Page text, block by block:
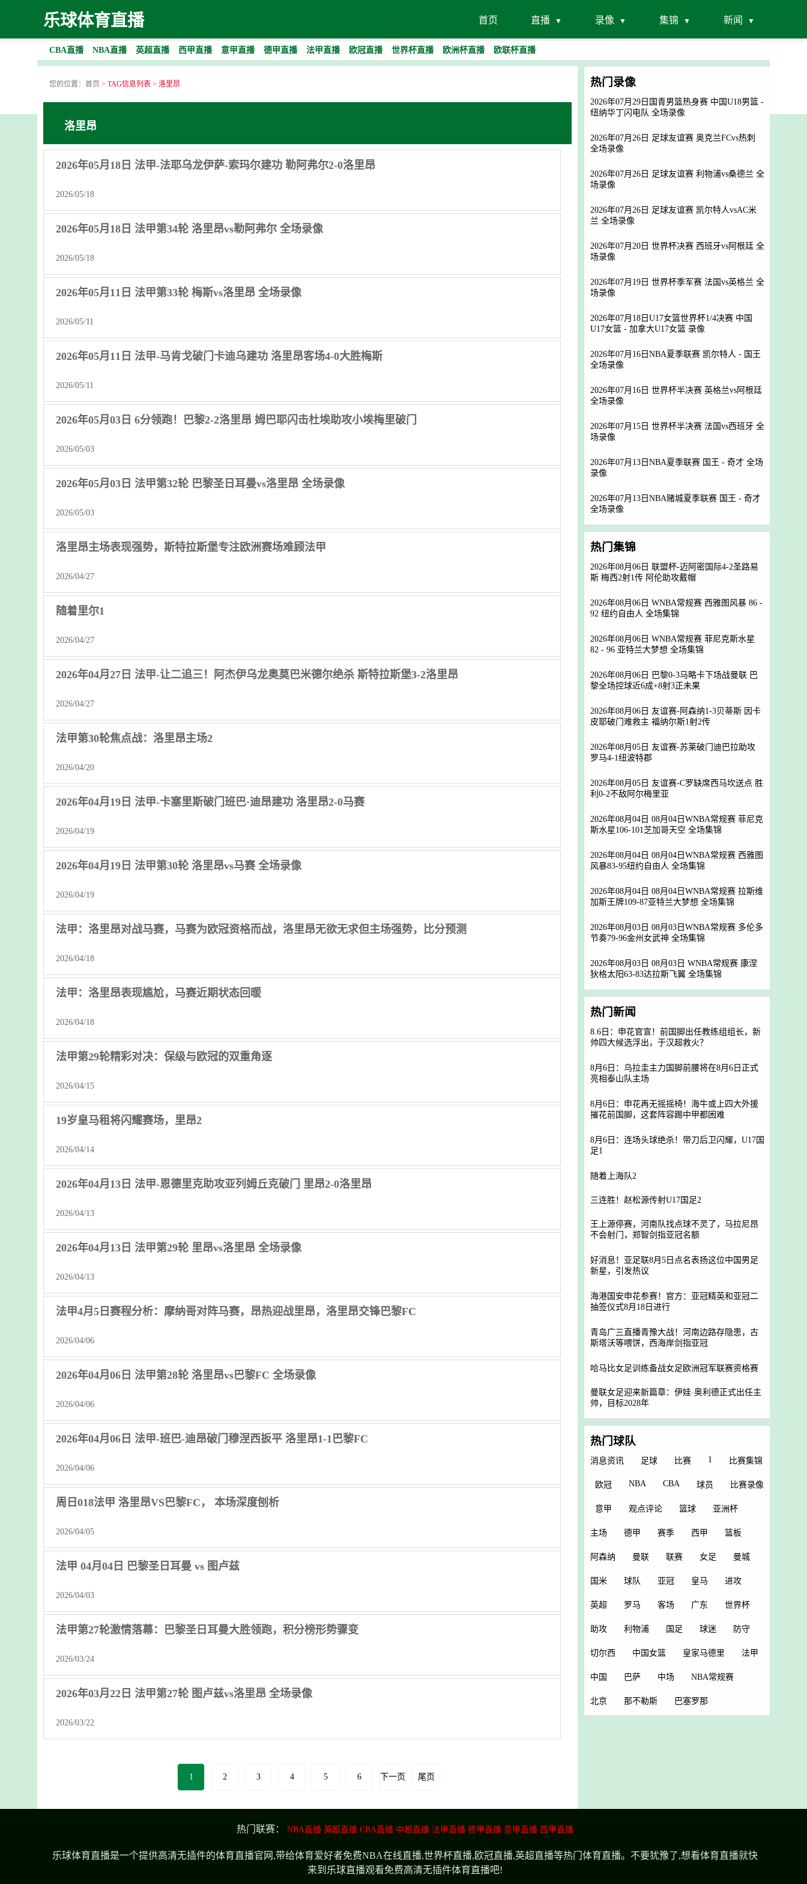
乐球体育直播 首页 直播 录像 集锦 新闻
CBA直播 NBA直播 英超直播 西甲直播 意甲直播 德甲直播 法甲直播 欧冠直播 世界杯直播 欧洲杯直播 欧联杯直播
您的位置： 首页 > TAG信息列表 > 洛里昂
洛里昂
2026年05月18日 法甲-法耶乌龙伊萨-索玛尔建功 勒阿弗尔2-0洛里昂
2026/05/18
2026年05月18日 法甲第34轮 洛里昂vs勒阿弗尔 全场录像
2026/05/18
2026年05月11日 法甲第33轮 梅斯vs洛里昂 全场录像
2026/05/11
2026年05月11日 法甲-马肯戈破门卡迪乌建功 洛里昂客场4-0大胜梅斯
2026/05/11
2026年05月03日 6分领跑！巴黎2-2洛里昂 姆巴耶闪击杜埃助攻小埃梅里破门
2026/05/03
2026年05月03日 法甲第32轮 巴黎圣日耳曼vs洛里昂 全场录像
2026/05/03
洛里昂主场表现强势，斯特拉斯堡专注欧洲赛场难顾法甲
2026/04/27
随着里尔1
2026/04/27
2026年04月27日 法甲-让二追三！阿杰伊乌龙奥莫巴米德尔绝杀 斯特拉斯堡3-2洛里昂
2026/04/27
法甲第30轮焦点战：洛里昂主场2
2026/04/20
2026年04月19日 法甲-卡塞里斯破门班巴·迪昂建功 洛里昂2-0马赛
2026/04/19
2026年04月19日 法甲第30轮 洛里昂vs马赛 全场录像
2026/04/19
法甲：洛里昂对战马赛，马赛为欧冠资格而战，洛里昂无欲无求但主场强势，比分预测
2026/04/18
法甲：洛里昂表现尴尬，马赛近期状态回暖
2026/04/18
法甲第29轮精彩对决：保级与欧冠的双重角逐
2026/04/15
19岁皇马租将闪耀赛场，里昂2
2026/04/14
2026年04月13日 法甲-恩德里克助攻亚列姆丘克破门 里昂2-0洛里昂
2026/04/13
2026年04月13日 法甲第29轮 里昂vs洛里昂 全场录像
2026/04/13
法甲4月5日赛程分析：摩纳哥对阵马赛，昂热迎战里昂，洛里昂交锋巴黎FC
2026/04/06
2026年04月06日 法甲第28轮 洛里昂vs巴黎FC 全场录像
2026/04/06
2026年04月06日 法甲-班巴-迪昂破门穆涅西扳平 洛里昂1-1巴黎FC
2026/04/06
周日018法甲 洛里昂VS巴黎FC， 本场深度刨析
2026/04/05
法甲 04月04日 巴黎圣日耳曼 vs 图卢兹
2026/04/03
法甲第27轮激情落幕：巴黎圣日耳曼大胜领跑，积分榜形势骤变
2026/03/24
2026年03月22日 法甲第27轮 图卢兹vs洛里昂 全场录像
2026/03/22
1 2 3 4 5 6 下一页 尾页
热门录像
2026年07月29日国青男篮热身赛 中国U18男篮 -
纽纳华丁闪电队 全场录像
2026年07月26日 足球友谊赛 奥克兰FCvs热刺
全场录像
2026年07月26日 足球友谊赛 利物浦vs桑德兰 全
场录像
2026年07月26日 足球友谊赛 凯尔特人vsAC米
兰 全场录像
2026年07月20日 世界杯决赛 西班牙vs阿根廷 全
场录像
2026年07月19日 世界杯季军赛 法国vs英格兰 全
场录像
2026年07月18日U17女篮世界杯1/4决赛 中国
U17女篮 - 加拿大U17女篮 录像
2026年07月16日NBA夏季联赛 凯尔特人 - 国王
全场录像
2026年07月16日 世界杯半决赛 英格兰vs阿根廷
全场录像
2026年07月15日 世界杯半决赛 法国vs西班牙 全
场录像
2026年07月13日NBA夏季联赛 国王 - 奇才 全场
录像
2026年07月13日NBA赌城夏季联赛 国王 - 奇才
全场录像
热门集锦
2026年08月06日 联盟杯-迈阿密国际4-2圣路易
斯 梅西2射1传 阿伦助攻戴帽
2026年08月06日 WNBA常规赛 西雅图风暴 86 -
92 纽约自由人 全场集锦
2026年08月06日 WNBA常规赛 菲尼克斯水星
82 - 96 亚特兰大梦想 全场集锦
2026年08月06日 巴黎0-3马略卡下场战曼联 巴
黎全场控球近6成+8射3正未果
2026年08月06日 友谊赛-阿森纳1-3贝蒂斯 因卡
皮耶破门难救主 福纳尔斯1射2传
2026年08月05日 友谊赛-苏莱破门迪巴拉助攻
罗马4-1纽波特郡
2026年08月05日 友谊赛-C罗缺席西马坎送点 胜
利0-2不敌阿尔梅里亚
2026年08月04日 08月04日WNBA常规赛 菲尼克
斯水星106-101芝加哥天空 全场集锦
2026年08月04日 08月04日WNBA常规赛 西雅图
风暴83-95纽约自由人 全场集锦
2026年08月04日 08月04日WNBA常规赛 拉斯维
加斯王牌109-87亚特兰大梦想 全场集锦
2026年08月03日 08月03日WNBA常规赛 多伦多
节奏79-96金州女武神 全场集锦
2026年08月03日 08月03日 WNBA常规赛 康涅
狄格太阳63-83达拉斯飞翼 全场集锦
热门新闻
8.6日：申花官宣！前国脚出任教练组组长，新
帅四大候选浮出，于汉超救火？
8月6日：乌拉圭主力国脚前腰将在8月6日正式
亮相泰山队主场
8月6日：申花再无摇摇椅！海牛或上四大外援
摧花前国脚，这套阵容踢中甲都困难
8月6日：连场头球绝杀！带刀后卫闪耀，U17国
足1
随着上海队2
三连胜！赵松源传射U17国足2
王上源停赛，河南队找点球不灵了，马拉尼昂
不会射门，郑智剑指亚冠名额
好消息！亚足联8月5日点名表扬这位中国男足
新星，引发热议
海港国安申花参赛！官方：亚冠精英和亚冠二
抽签仪式8月18日进行
青岛广三直播青豫大战！河南边路存隐患，古
斯塔沃等喂饼，西海岸剑指亚冠
哈马比女足训练备战女足欧洲冠军联赛资格赛
曼联女足迎来新篇章：伊娃·奥利德正式出任主
帅，目标2028年
热门球队
消息资讯 足球 比赛 1 比赛集锦
欧冠 NBA CBA 球员 比赛录像
意甲 观点评论 篮球 亚洲杯
主场 德甲 赛季 西甲 篮板
阿森纳 曼联 联赛 女足 曼城
国米 球队 亚冠 皇马 进攻
英超 罗马 客场 广东 世界杯
助攻 利物浦 国足 球迷 防守
切尔西 中国女篮 皇家马德里 法甲
中国 巴萨 中场 NBA常规赛
北京 那不勒斯 巴塞罗那
热门联赛： NBA直播 英超直播 CBA直播 中超直播 法甲直播 德甲直播 意甲直播 西甲直播
乐球体育直播是一个提供高清无插件的体育直播官网,带给体育爱好者免费NBA在线直播,世界杯直播,欧冠直播,英超直播等热门体育直播。不要犹豫了,想看体育直播就快
来到乐球直播观看免费高清无插件体育直播吧!